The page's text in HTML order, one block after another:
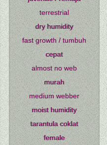
terrestrial
dry humidity
fast growth / tumbuh
cepat
almost no web
murah
medium webber
moist humidity
tarantula coklat
female